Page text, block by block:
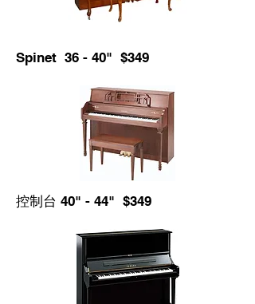
Spinet 36 - 40" $349
控制台 40" - 44" $349